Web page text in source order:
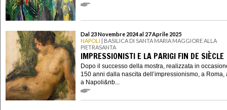
Dal 23 Novembre 2024 al 27 Aprile 2025
NAPOLI | BASILICA DI SANTA MARIA MAGGIORE ALLA
PIETRASANTA
IMPRESSIONISTI E LA PARIGI FIN DE SIÈCLE
Dopo il successo della mostra, realizzata in
150 anni dalla nascita dell’impressionismo, a Roma,
a Napoli&nb...